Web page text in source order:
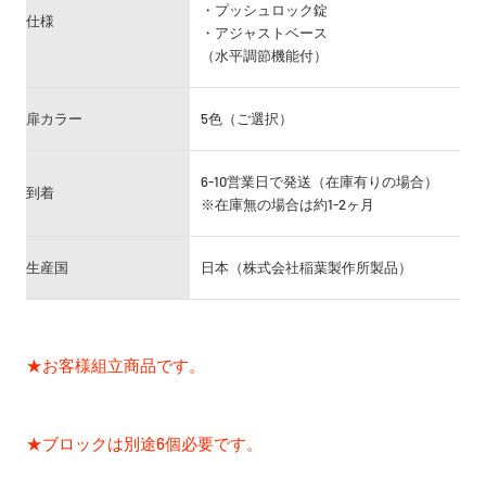
仕様
・プッシュロック錠
・アジャストベース
（水平調節機能付）
扉カラー 5色（ご選択）
到着
6-10営業日で発送（在庫有りの場合）
※在庫無の場合は約1-2ヶ月
生産国 日本（株式会社稲葉製作所製品）
★お客様組立商品です。
★ブロックは別途6個必要です。